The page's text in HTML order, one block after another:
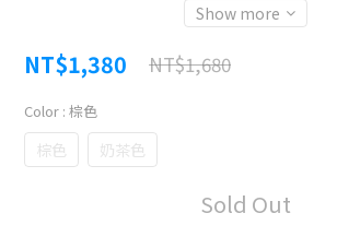
Show more
NT$1,380 NT$1,680
Color : 棕色
棕色 奶茶色
Sold Out